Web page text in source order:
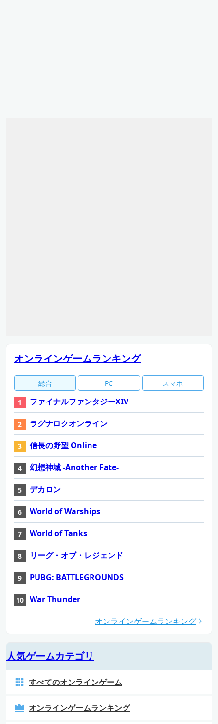
オンラインゲームランキング
総合 PC スマホ
ファイナルファンタジーXIV
ラグナロクオンライン
信長の野望 Online
幻想神域 -Another Fate-
デカロン
World of Warships
World of Tanks
リーグ・オブ・レジェンド
PUBG: BATTLEGROUNDS
War Thunder
オンラインゲームランキング
人気ゲームカテゴリ
すべてのオンラインゲーム
オンラインゲームランキング